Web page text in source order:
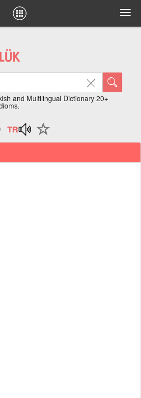
and Multilingual Dictionary 20+